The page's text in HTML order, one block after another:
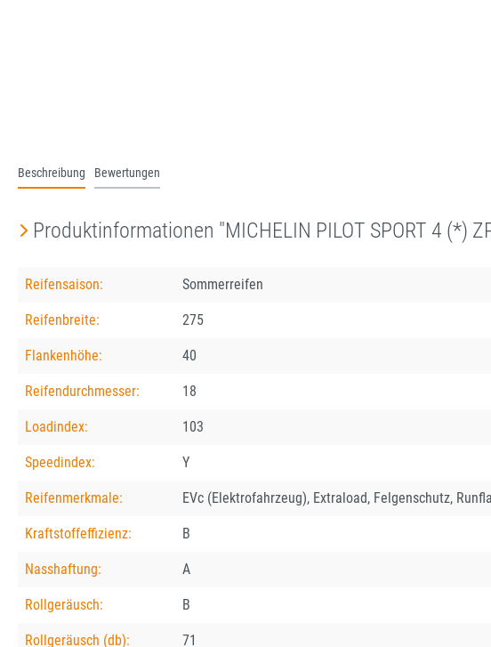
Beschreibung Bewertungen
Produktinformationen "MICHELIN PILOT SPORT 4 (*)
Reifensaison: Sommerreifen
Reifenbreite: 275
Flankenhöhe: 40
Reifendurchmesser: 18
Loadindex: 103
Speedindex: Y
Reifenmerkmale: EVc (Elektrofahrzeug), Extraload, Felgenschutz,
Kraftstoffeffizienz: B
Nasshaftung: A
Rollgeräusch: B
Rollgeräusch (db): 71